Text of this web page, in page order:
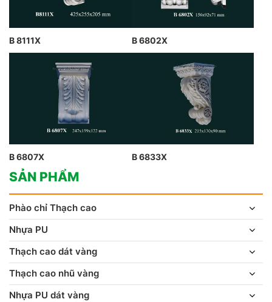
B 8111X B 6802X
B 6807X B 6833X
SẢN PHẨM
Phào chỉ Thạch cao
Nhựa PU
Thạch cao dát vàng
Thạch cao nhũ vàng
Nhựa PU dát vàng